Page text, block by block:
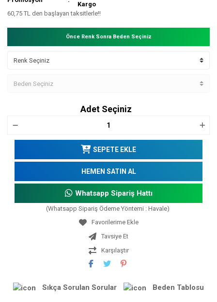
Kargo
60,75 TL den başlayan taksitlerle!!
Önce Renk Sonra Beden Seçiniz
Adet Seçiniz
SEPETE EKLE
HEMEN SATIN AL
Whatsapp Sipariş Hattı
(Whatsapp Sipariş Ödeme Yöntemi : Havale)
Tavsiye Et
Karşılaştır
Sıkça Sorulan Sorular Beden Tablosu